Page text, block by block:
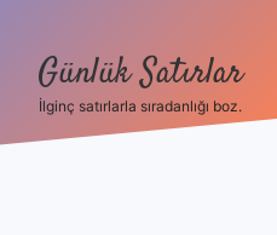
Günlük Satırlar
İlginç satırlarla sıradanlığı boz.